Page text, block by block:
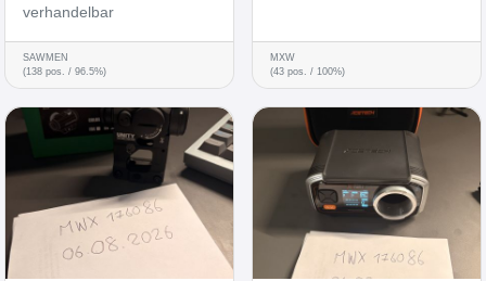
verhandelbar
SAWMEN
(138 pos. / 96.5%)
MXW
(43 pos. / 100%)